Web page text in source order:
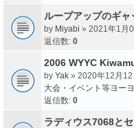
ループアップのギ
by Miyabi » 2021年1月
返信数: 0
2006 WYYC
by Yak » 2020年12月
大会・イベント等ヨー
返信数: 0
ラディウス7068と